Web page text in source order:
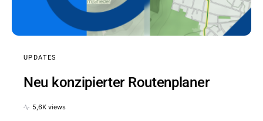
UPDATES
Neu konzipierter Routenplaner
5,6K views